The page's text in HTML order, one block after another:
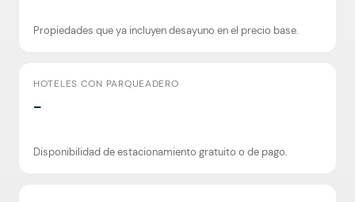
Propiedades que ya incluyen desayuno en el precio base.
HOTELES CON PARQUEADERO
-
Disponibilidad de estacionamiento gratuito o de pago.